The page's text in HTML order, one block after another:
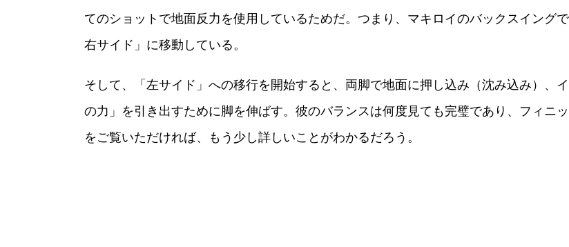
てのショットで地面反力を使用しているためだ。つまり、マキロイのバックスイング
右サイド」に移動している。
そして、「左サイド」への移行を開始すると、両脚で地面に押し込み（沈み込み）、
の力」を引き出すために脚を伸ばす。彼のバランスは何度見ても完璧であり、フィニ
をご覧いただければ、もう少し詳しいことがわかるだろう。